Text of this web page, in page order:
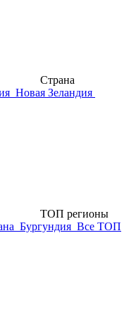
Страна
Новая Зеландия
ТОП регионы
Бургундия Все ТОП